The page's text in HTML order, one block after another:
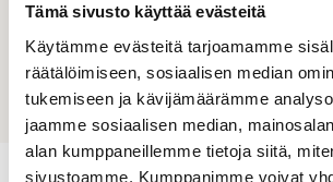
Tämä sivusto käyttää evästeitä
Käytämme evästeitä tarjoamamme
räätälöimiseen, sosiaalisen median
tukemiseen ja kävijämäärämme
jaamme sosiaalisen median,
alan kumppaneillemme tietoja siitä,
sivustoamme. Kumppanimme voivat
Vedenpitävyys 10 000 mm.
g/m2/24h. Vetoketjulliset taskut,
lahkeensuussa.